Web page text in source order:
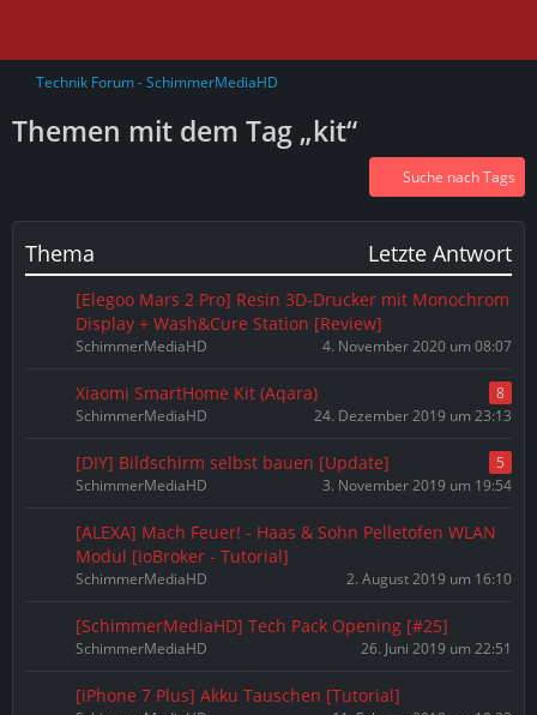
Technik Forum - SchimmerMediaHD
Themen mit dem Tag „kit“
Suche nach Tags
Thema Letzte Antwort
[Elegoo Mars 2 Pro] Resin 3D-Drucker mit Monochrom
Display + Wash&Cure Station [Review]
SchimmerMediaHD 4. November 2020 um 08:07
Xiaomi SmartHome Kit (Aqara)
8
SchimmerMediaHD
24. Dezember 2019 um 23:13
[DIY] Bildschirm selbst bauen [Update]
5
SchimmerMediaHD
3. November 2019 um 19:54
[ALEXA] Mach Feuer! - Haas & Sohn Pelletofen WLAN
Modul [ioBroker - Tutorial]
SchimmerMediaHD 2. August 2019 um 16:10
[SchimmerMediaHD] Tech Pack Opening [#25]
SchimmerMediaHD 26. Juni 2019 um 22:51
[iPhone 7 Plus] Akku Tauschen [Tutorial]